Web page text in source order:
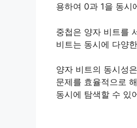
용하여 0과 1을 동시
중첩은 양자 비트를
비트는 동시에 다양
양자 비트의 동시성
문제를 효율적으로
동시에 탐색할 수 있